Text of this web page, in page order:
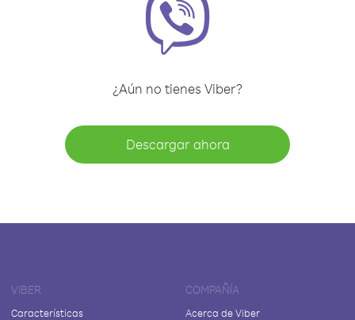
¿Aún no tienes Viber?
Descargar ahora
VIBER
Características
COMPAÑÍA
Acerca de Viber